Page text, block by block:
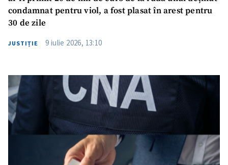
condamnat pentru viol, a fost plasat în arest pentru
30 de zile
JUSTIȚIE 9 iulie 2026, 13:10